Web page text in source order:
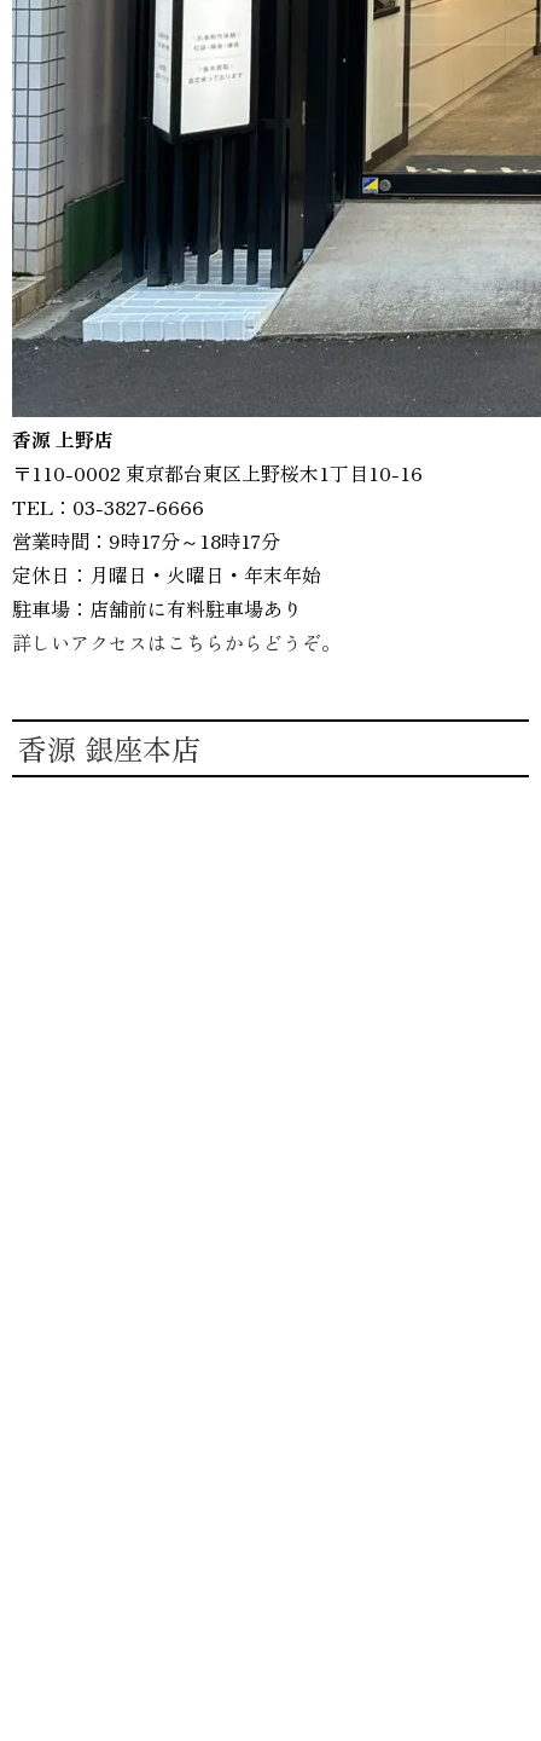
香源 上野店
〒110-0002 東京都台東区上野桜木1丁目10-16
TEL：03-3827-6666
営業時間：9時17分～18時17分
定休日：月曜日・火曜日・年末年始
駐車場：店舗前に有料駐車場あり
詳しいアクセスはこちらからどうぞ。
香源 銀座本店